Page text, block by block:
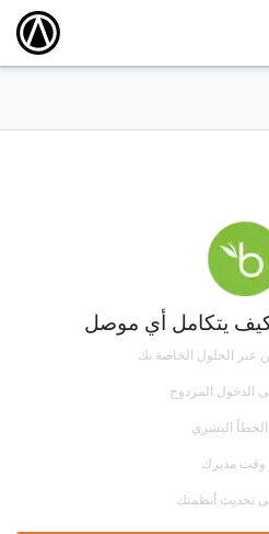
عبر الحلول الخاصة بك
الدخول المزدوج
الخطأ البشري
وقت مديرك
تحديث أنظمتك